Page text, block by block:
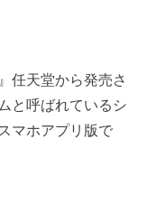
任天堂から発売さ
と呼ばれているシ
マホアプリ版で